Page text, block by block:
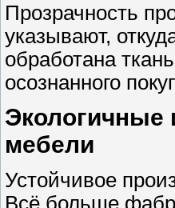
Прозрачность
указывают,
обработана
осознанного
Экологичные
мебели
Устойчивое
Всё больше